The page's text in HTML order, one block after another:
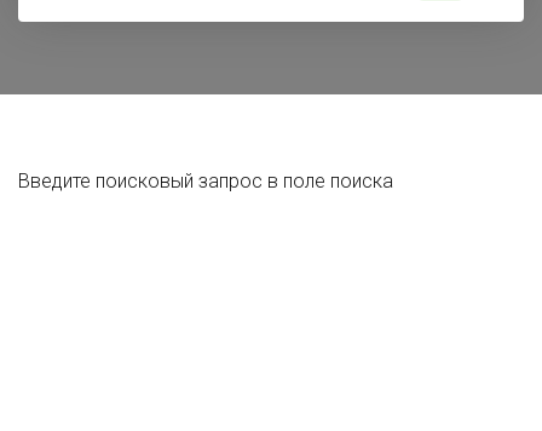
Введите поисковый запрос в поле поиска